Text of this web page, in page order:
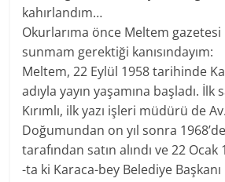
kahırlandım…
Okurlarıma önce Meltem
sunmam gerektiği kanısındayım:
Meltem, 22 Eylül 1958 tarihinde
adıyla yayın yaşamına başladı. İlk
Kırımlı, ilk yazı işleri müdürü de
Doğumundan on yıl sonra
tarafından satın alındı ve 22 Ocak
-ta ki Karaca-bey Belediye Başkanı